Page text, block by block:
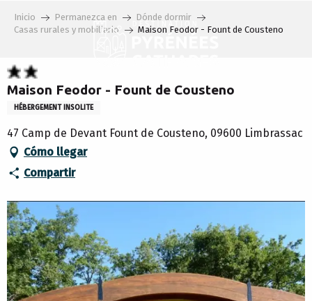
Inicio Permanezca en
Dónde dormir
Casas rurales y mobiliario
Maison Feodor - Fount de Cousteno
Maison Feodor - Fount de Cousteno
HÉBERGEMENT INSOLITE
47 Camp de Devant Fount de Cousteno, 09600 Limbrassac
Cómo llegar
Compartir